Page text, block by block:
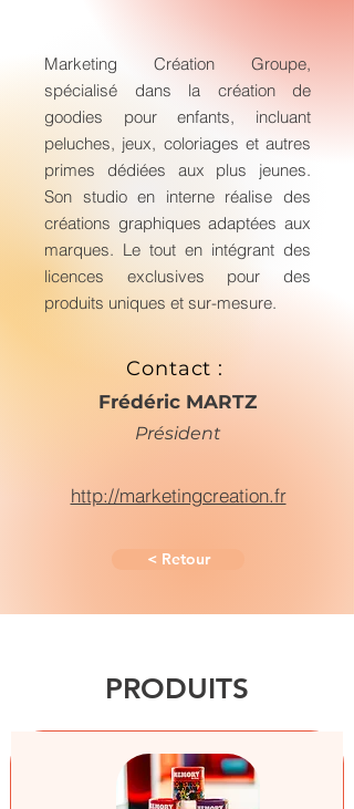
Marketing Création Groupe,
spécialisé dans la création de
goodies pour enfants, incluant
peluches, jeux, coloriages et autres
primes dédiées aux plus jeunes.
Son studio en interne réalise des
créations graphiques adaptées aux
marques. Le tout en intégrant des
licences exclusives pour des
produits uniques et sur-mesure.
Contact :
Frédéric MARTZ
Président
http://marketingcreation.fr
< Retour
PRODUITS